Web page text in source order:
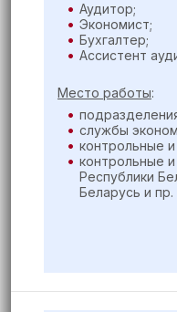
Аудитор;
Экономист;
Бухгалтер;
Ассистент
Место работы:
службы
контрольные
контрольные
Республики
Беларусь и пр.